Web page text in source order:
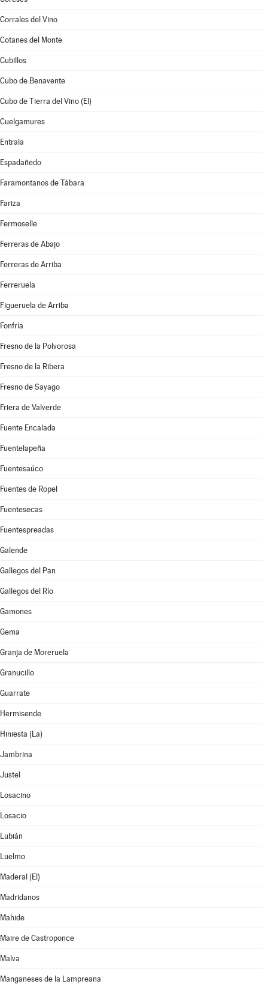
Corrales del Vino
Cotanes del Monte
Cubillos
Cubo de Benavente
Cubo de Tierra del Vino (El)
Cuelgamures
Entrala
Espadañedo
Faramontanos de Tábara
Fariza
Fermoselle
Ferreras de Abajo
Ferreras de Arriba
Ferreruela
Figueruela de Arriba
Fonfría
Fresno de la Polvorosa
Fresno de la Ribera
Fresno de Sayago
Friera de Valverde
Fuente Encalada
Fuentelapeña
Fuentesaúco
Fuentes de Ropel
Fuentesecas
Fuentespreadas
Galende
Gallegos del Pan
Gallegos del Río
Gamones
Gema
Granja de Moreruela
Granucillo
Guarrate
Hermisende
Hiniesta (La)
Jambrina
Justel
Losacino
Losacio
Lubián
Luelmo
Maderal (El)
Madridanos
Mahide
Maire de Castroponce
Malva
Manganeses de la Lampreana